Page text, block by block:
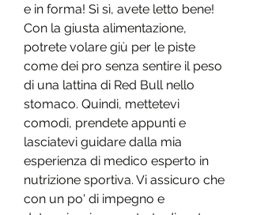
e in forma! Sì sì, avete letto bene!
Con la giusta alimentazione,
potrete volare giù per le piste
come dei pro senza sentire il peso
di una lattina di Red Bull nello
stomaco. Quindi, mettetevi
comodi, prendete appunti e
lasciatevi guidare dalla mia
esperienza di medico esperto in
nutrizione sportiva. Vi assicuro che
con un po' di impegno e